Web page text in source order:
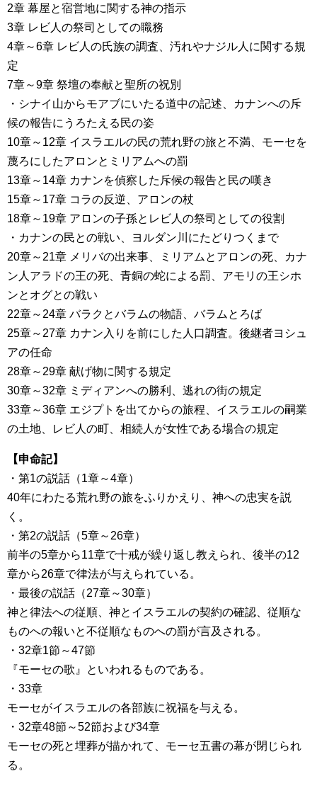
2章 幕屋と宿営地に関する神の指示
3章 レビ人の祭司としての職務
4章～6章 レビ人の氏族の調査、汚れやナジル人に関する規
定
7章～9章 祭壇の奉献と聖所の祝別
・シナイ山からモアブにいたる道中の記述、カナンへの斥
候の報告にうろたえる民の姿
10章～12章 イスラエルの民の荒れ野の旅と不満、モーセを
蔑ろにしたアロンとミリアムへの罰
13章～14章 カナンを偵察した斥候の報告と民の嘆き
15章～17章 コラの反逆、アロンの杖
18章～19章 アロンの子孫とレビ人の祭司としての役割
・カナンの民との戦い、ヨルダン川にたどりつくまで
20章～21章 メリバの出来事、ミリアムとアロンの死、カナ
ン人アラドの王の死、青銅の蛇による罰、アモリの王シホ
ンとオグとの戦い
22章～24章 バラクとバラムの物語、バラムとろば
25章～27章 カナン入りを前にした人口調査。後継者ヨシュ
アの任命
28章～29章 献げ物に関する規定
30章～32章 ミディアンへの勝利、逃れの街の規定
33章～36章 エジプトを出てからの旅程、イスラエルの嗣業
の土地、レビ人の町、相続人が女性である場合の規定
【申命記】
・第1の説話（1章～4章）
40年にわたる荒れ野の旅をふりかえり、神への忠実を説
く。
・第2の説話（5章～26章）
前半の5章から11章で十戒が繰り返し教えられ、後半の12
章から26章で律法が与えられている。
・最後の説話（27章～30章）
神と律法への従順、神とイスラエルの契約の確認、従順な
ものへの報いと不従順なものへの罰が言及される。
・32章1節～47節
『モーセの歌』といわれるものである。
・33章
モーセがイスラエルの各部族に祝福を与える。
・32章48節～52節および34章
モーセの死と埋葬が描かれて、モーセ五書の幕が閉じられ
る。